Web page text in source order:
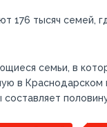
176 тысяч семей,
семьи, в
в Краснодарском